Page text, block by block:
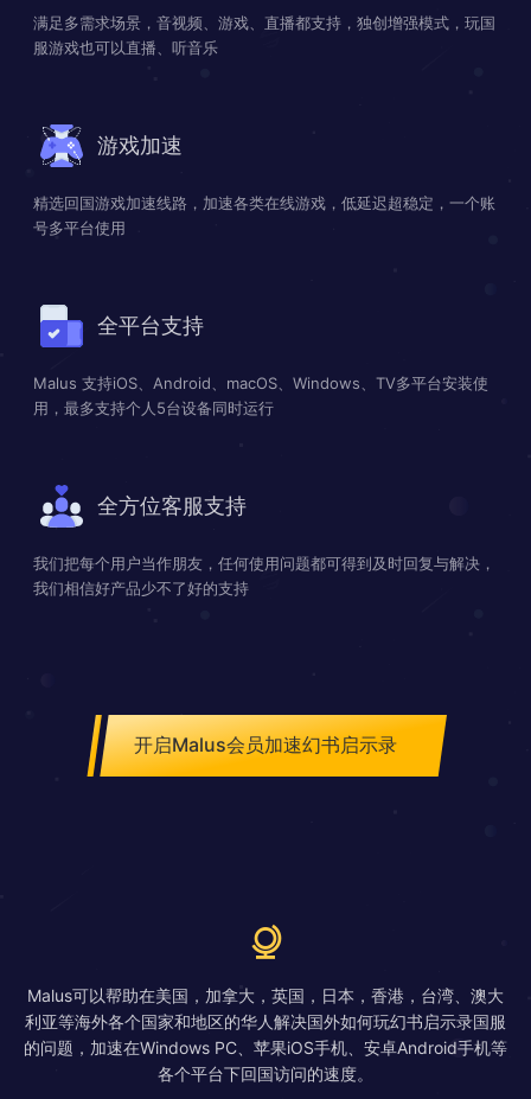
满足多需求场景，音视频、游戏、直播都支持，独创增强模式，玩国
服游戏也可以直播、听音乐
游戏加速
精选回国游戏加速线路，加速各类在线游戏，低延迟超稳定，一个账
号多平台使用
全平台支持
Malus 支持iOS、Android、macOS、Windows、TV多平台安装使
用，最多支持个人5台设备同时运行
全方位客服支持
我们把每个用户当作朋友，任何使用问题都可得到及时回复与解决，
我们相信好产品少不了好的支持
开启Malus会员加速幻书启示录
Malus可以帮助在美国，加拿大，英国，日本，香港，台湾、澳大
利亚等海外各个国家和地区的华人解决国外如何玩幻书启示录国服
的问题，加速在Windows PC、苹果iOS手机、安卓Android手机等
各个平台下回国访问的速度。